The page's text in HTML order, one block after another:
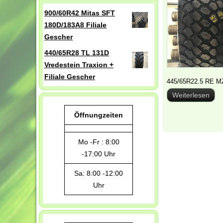
900/60R42 Mitas SFT
180D/183A8 Filiale
Gescher
440/65R28 TL 131D
Vredestein Traxion +
Filiale Gescher
Öffnungzeiten
Mo -Fr : 8:00
-17:00 Uhr
Sa: 8:00 -12:00
Uhr
445/65R22.5 RE
Weiterlesen